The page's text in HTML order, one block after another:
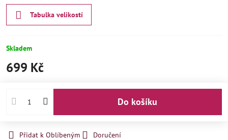
Tabulka velikostí
Skladem
699 Kč
Do košíku
Přidat k Oblíbeným
Doručení